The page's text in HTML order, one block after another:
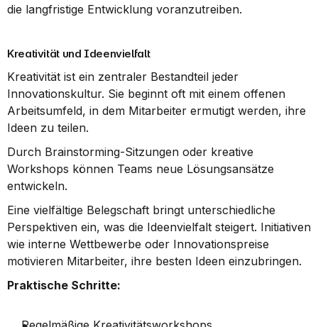
die langfristige Entwicklung voranzutreiben.
Kreativität und Ideenvielfalt
Kreativität ist ein zentraler Bestandteil jeder
Innovationskultur. Sie beginnt oft mit einem offenen
Arbeitsumfeld, in dem Mitarbeiter ermutigt werden, ihre
Ideen zu teilen.
Durch Brainstorming-Sitzungen oder kreative
Workshops können Teams neue Lösungsansätze
entwickeln.
Eine vielfältige Belegschaft bringt unterschiedliche
Perspektiven ein, was die Ideenvielfalt steigert. Initiativen
wie interne Wettbewerbe oder Innovationspreise
motivieren Mitarbeiter, ihre besten Ideen einzubringen.
Praktische Schritte: